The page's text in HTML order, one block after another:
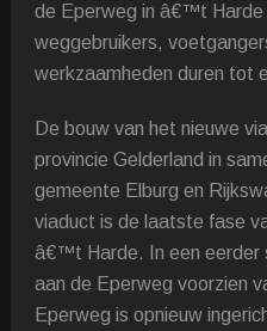
de Eperweg in â€™t Harde
weggebruikers,
werkzaamheden duren tot
De bouw van het nieuwe
provincie Gelderland in
gemeente Elburg en
viaduct is de laatste fase
â€™t Harde. In een eerder
aan de Eperweg voorzien
Eperweg is opnieuw